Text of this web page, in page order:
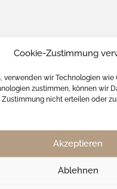
Cookie-Zustimmung
verwenden wir Technologien
zustimmen, können wir
nicht erteilen oder
Akzeptieren
Ablehnen